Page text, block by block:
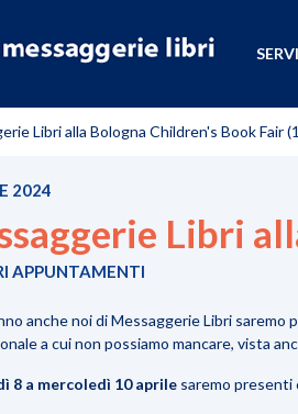
Libri alla Bologna Children's Book Fair
2024
Libri
APPUNTAMENTI
anche noi di Messaggerie Libri saremo
a cui non possiamo mancare, vista
8 a mercoledì 10 aprile saremo presenti